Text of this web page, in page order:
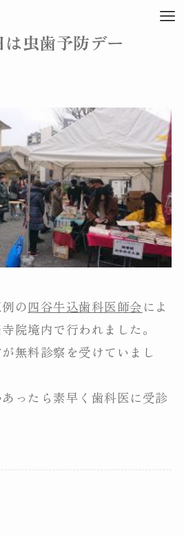
は虫歯予防デー
の四谷牛込歯科医師会 によ
院境内で行われました。
無料診察を受けていまし
ったら素早く歯科医に受診